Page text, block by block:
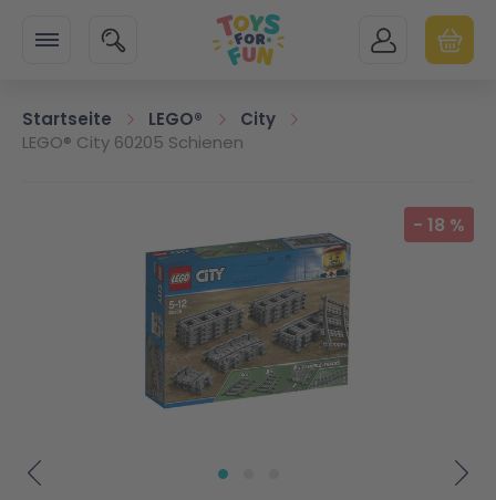
SUCHE MEIN KONTO
Startseite LEGO®
City
LEGO® City 60205 Schienen
- 18 %